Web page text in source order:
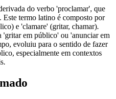
do verbo 'proclamar', que
termo latino é composto por
e 'clamare' (gritar, chamar).
em público' ou 'anunciar em
evoluiu para o sentido de fazer
especialmente em contextos